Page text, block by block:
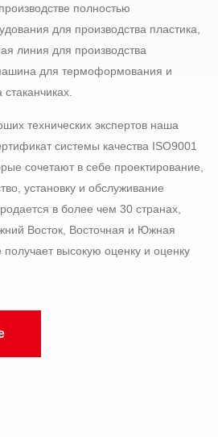
полностью
для производства пластика,
линия для производства
для термоформования и
технических экспертов наша
системы качества ISO9001
сочетают в себе проектирование,
установку и обслуживание
в более чем 30 странах,
Восток, Восточная и Южная
получает высокую оценку и оценку